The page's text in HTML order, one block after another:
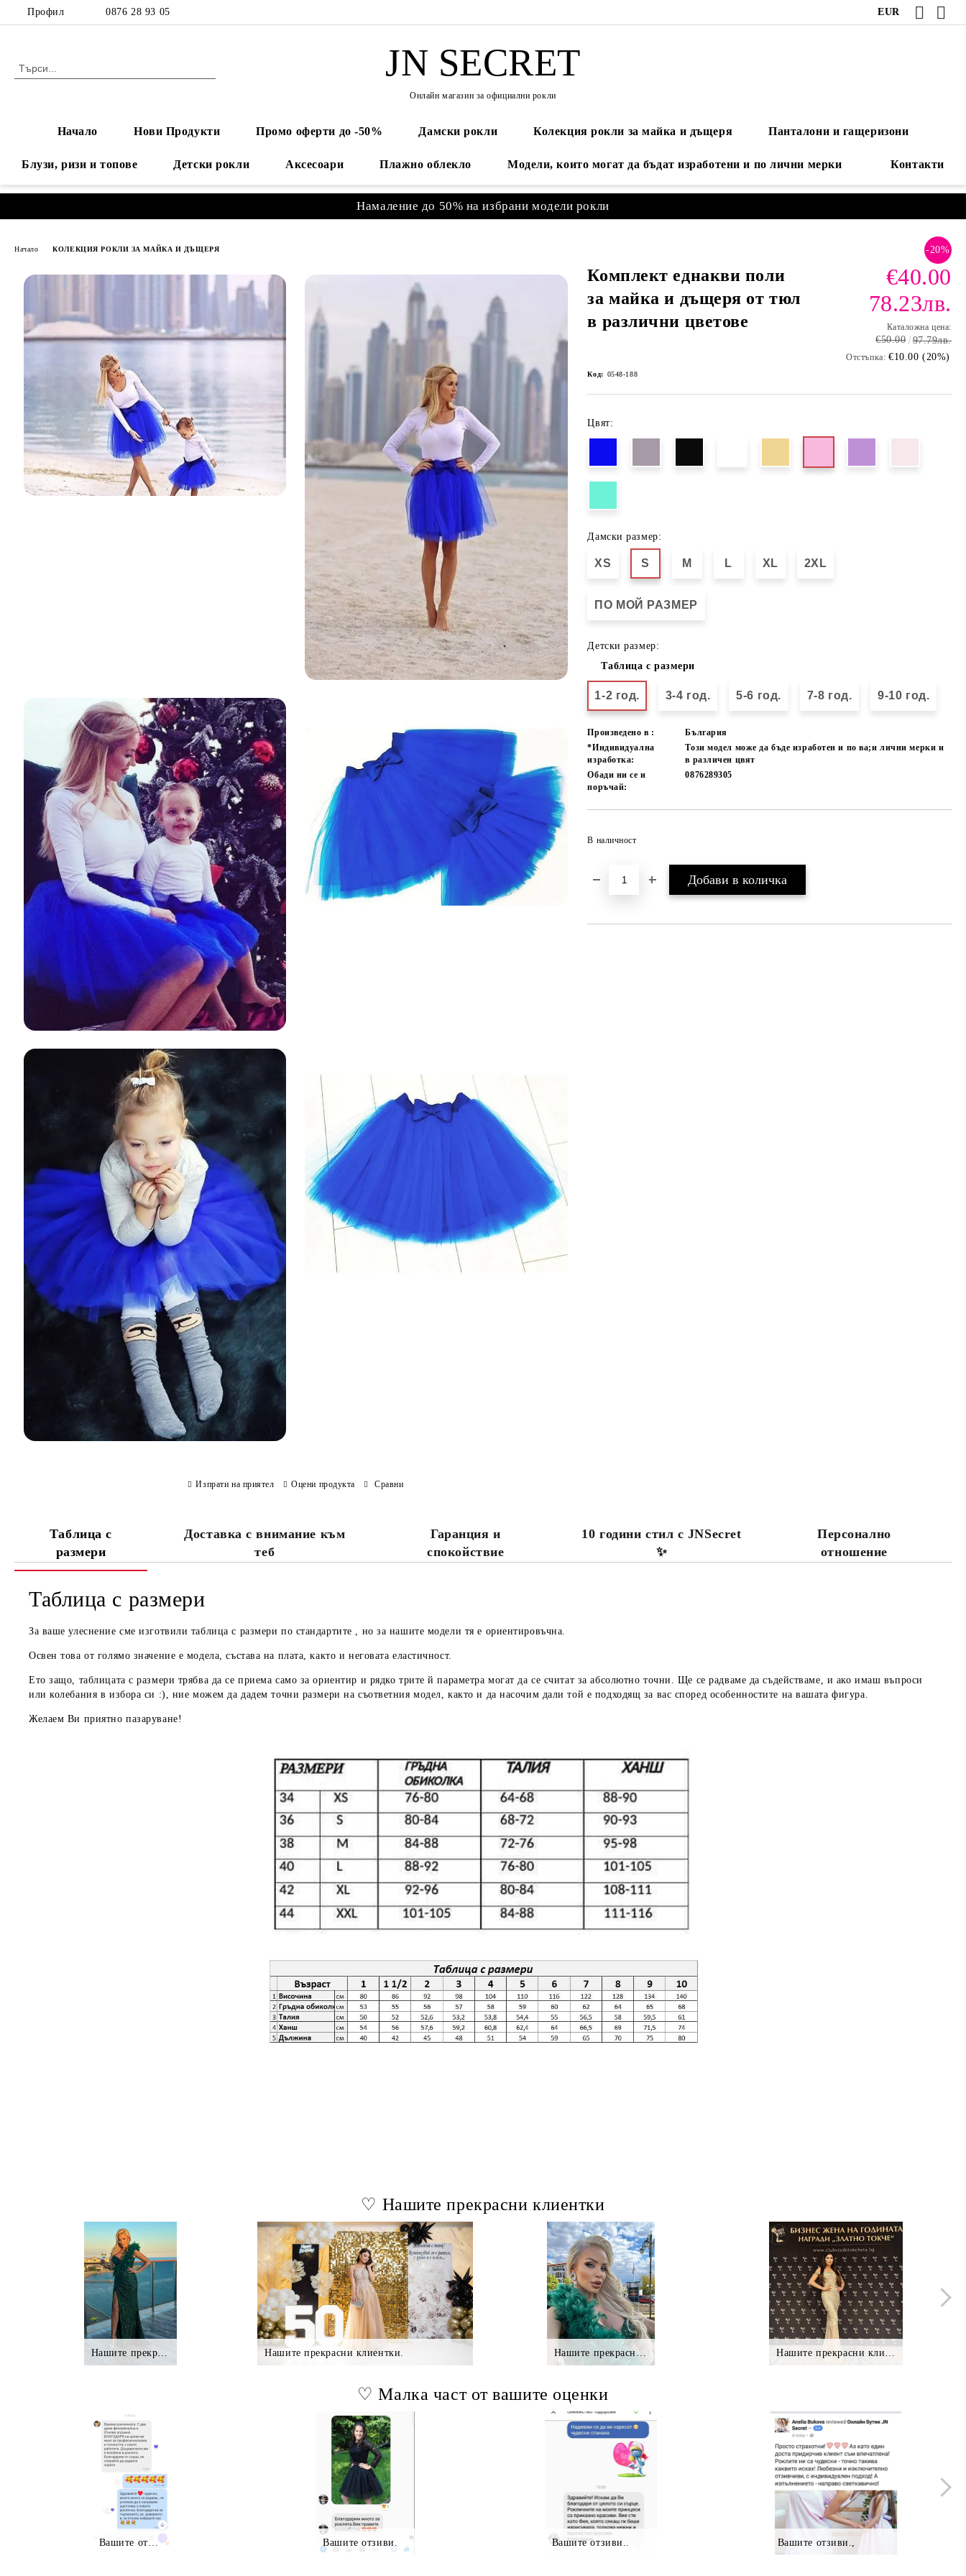
Профил 0876 28 93 05 EUR
JN SECRET
Онлайн магазин за официални рокли
Начало Нови Продукти Промо оферти до -50% Дамски рокли Колекция рокли за майка и дъщеря Панталони и гащеризони
Блузи, ризи и топове Детски рокли Аксесоари Плажно облекло Модели, които могат да бъдат изработени и по лични мерки Контакти
Намаление до 50% на избрани модели рокли
Начало КОЛЕКЦИЯ РОКЛИ ЗА МАЙКА И ДЪЩЕРЯ
Комплект еднакви поли
за майка и дъщеря от тюл
в различни цветове
-20%
€40.00
78.23лв.
Каталожна цена:
€50.00 97.79лв.
Отстъпка: €10.00 (20%)
Код: 0548-188
Цвят:
Дамски размер:
XS S M L XL 2XL
ПО МОЙ РАЗМЕР
Детски размер:
Таблица с размери
1-2 год. 3-4 год. 5-6 год. 7-8 год. 9-10 год.
Произведено в :
България
*Индивидуална
изработка:
Този модел може да бъде изработен и по ва;и лични мерки и
в различен цвят
Обади ни се и
поръчай:
0876289305
В наличност
Изпрати на приятел Оцени продукта Сравни
Таблица с
размери
Доставка с внимание към
теб
Гаранция и
спокойствие
10 години стил с JNSecret
✨️
Персонално
отношение
Таблица с размери
За ваше улеснение сме изготвили таблица с размери по стандартите , но за нашите модели тя е ориентировъчна.
Освен това от голямо значение е модела, състава на плата, както и неговата еластичност.
Ето защо, таблицата с размери трябва да се приема само за ориентир и рядко трите й параметра могат да се считат за абсолютно точни. Ще се радваме да съдействаме, и ако имаш въпроси
или колебания в избора си :), ние можем да дадемточни размери на съответния модел, както и да насочим дали той е подходящ за вас според особенностите на вашата фигура.
Желаем Ви приятно пазаруване!
♡ Нашите прекрасни клиентки
Нашите прекрасни клиентки. Нашите прекрасни клиентки *.
♡ Малка част от вашите оценки
Вашите отзиви. Вашите отзиви.. Вашите отзиви.,